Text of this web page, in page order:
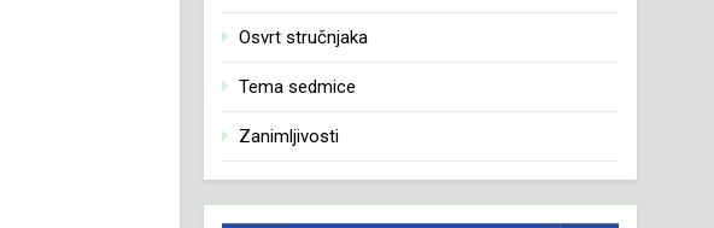
Osvrt stručnjaka
Tema sedmice
Zanimljivosti